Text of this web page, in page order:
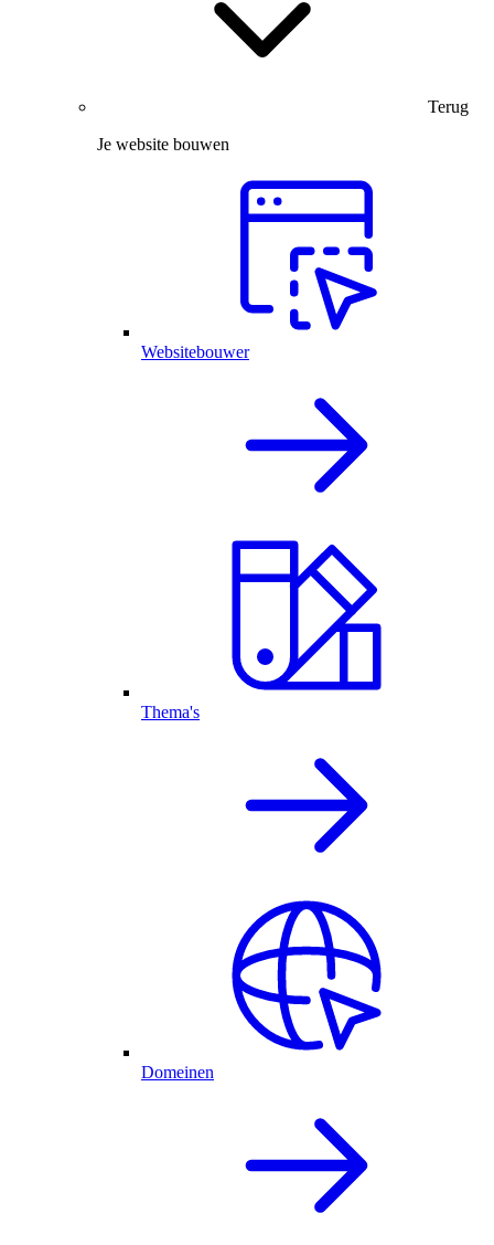
Terug
Je website bouwen
Websitebouwer
Thema's
Domeinen